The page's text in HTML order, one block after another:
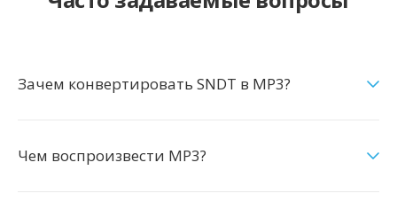
Зачем конвертировать SNDT в MP3?
Чем воспроизвести MP3?